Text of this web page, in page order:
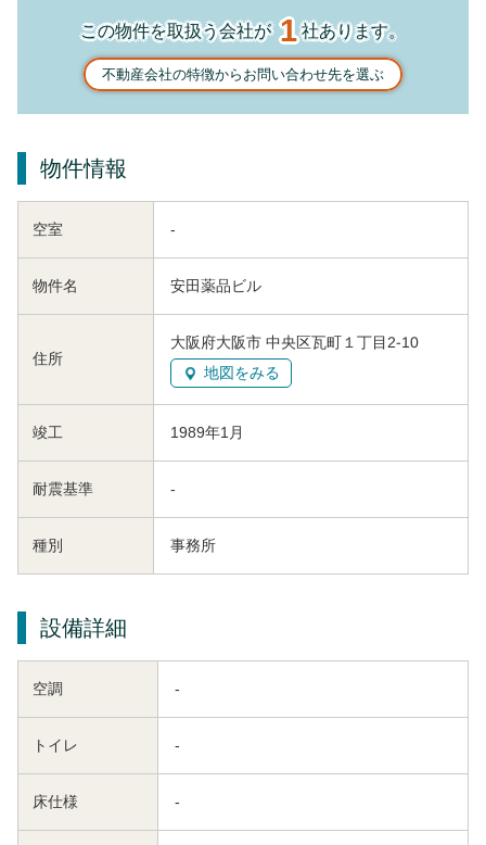
この物件を取扱う会社が1社あります。
不動産会社の特徴からお問い合わせ先を選ぶ
物件情報
空室 -
物件名 安田薬品ビル
住所
大阪府大阪市 中央区瓦町１丁目2-10
地図をみる
竣工 1989年1月
耐震基準 -
種別 事務所
設備詳細
空調 -
トイレ -
床仕様 -